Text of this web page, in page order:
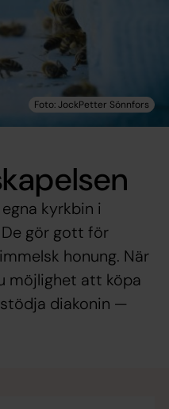
kyrkbin i
gör gott för
honung. När
möjlighet att köpa
diakonin —